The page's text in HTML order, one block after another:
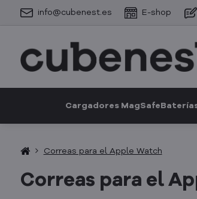
info@cubenest.es E-shop
Cargadores MagSafe
Correas para el Apple Watch
Correas para el